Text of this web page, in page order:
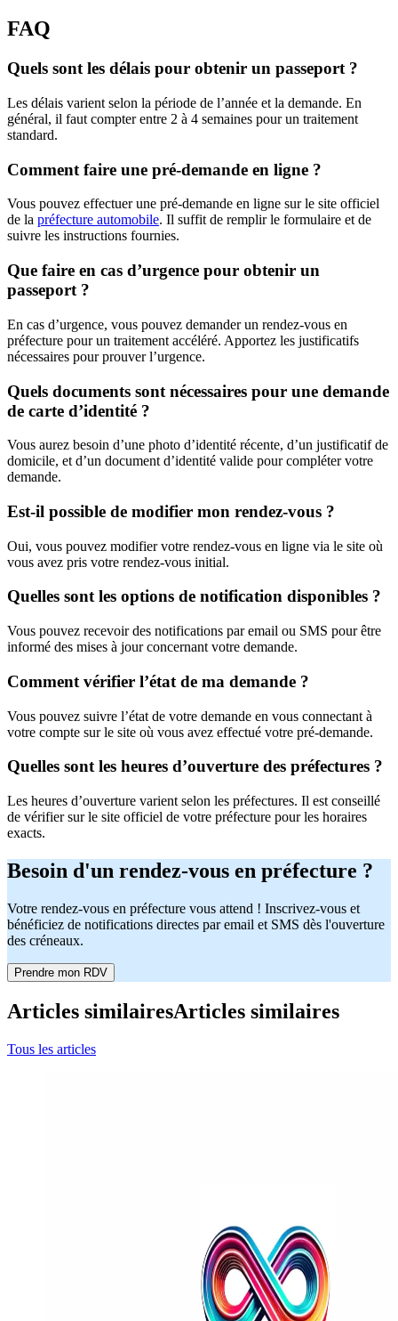
FAQ
Quels sont les délais pour obtenir un passeport ?
Les délais varient selon la période de l’année et la demande. En
général, il faut compter entre 2 à 4 semaines pour un traitement
standard.
Comment faire une pré-demande en ligne ?
Vous pouvez effectuer une pré-demande en ligne sur le site officiel
de la préfecture automobile. Il suffit de remplir le formulaire et de
suivre les instructions fournies.
Que faire en cas d’urgence pour obtenir un
passeport ?
En cas d’urgence, vous pouvez demander un rendez-vous en
préfecture pour un traitement accéléré. Apportez les justificatifs
nécessaires pour prouver l’urgence.
Quels documents sont nécessaires pour une demande
de carte d’identité ?
Vous aurez besoin d’une photo d’identité récente, d’un justificatif de
domicile, et d’un document d’identité valide pour compléter votre
demande.
Est-il possible de modifier mon rendez-vous ?
Oui, vous pouvez modifier votre rendez-vous en ligne via le site où
vous avez pris votre rendez-vous initial.
Quelles sont les options de notification disponibles ?
Vous pouvez recevoir des notifications par email ou SMS pour être
informé des mises à jour concernant votre demande.
Comment vérifier l’état de ma demande ?
Vous pouvez suivre l’état de votre demande en vous connectant à
votre compte sur le site où vous avez effectué votre pré-demande.
Quelles sont les heures d’ouverture des préfectures ?
Les heures d’ouverture varient selon les préfectures. Il est conseillé
de vérifier sur le site officiel de votre préfecture pour les horaires
exacts.
Besoin d'un rendez-vous en préfecture ?
Votre rendez-vous en préfecture vous attend ! Inscrivez-vous et
bénéficiez de notifications directes par email et SMS dès l'ouverture
des créneaux.
Prendre mon RDV
Articles similairesArticles similaires
Tous les articles